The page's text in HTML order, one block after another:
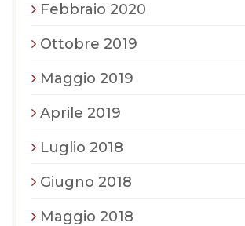
Febbraio 2020
Ottobre 2019
Maggio 2019
Aprile 2019
Luglio 2018
Giugno 2018
Maggio 2018